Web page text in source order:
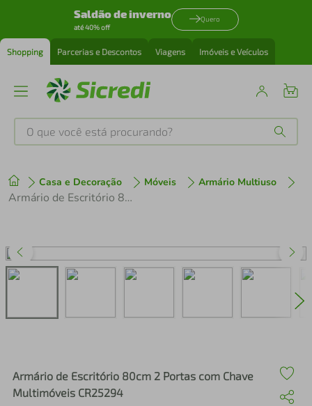
Saldão de inverno
até 40% off
Quero
Shopping Parcerias e Descontos Viagens Imóveis e Veículos
O que você está procurando?
Casa e Decoração Móveis Armário Multiuso
Armário de Escritório 80cm 2 Portas com Chave Multimóveis CR25294
Armário de Escritório 80cm 2 Portas com Chave
Multimóveis CR25294
1º tenis
perfume